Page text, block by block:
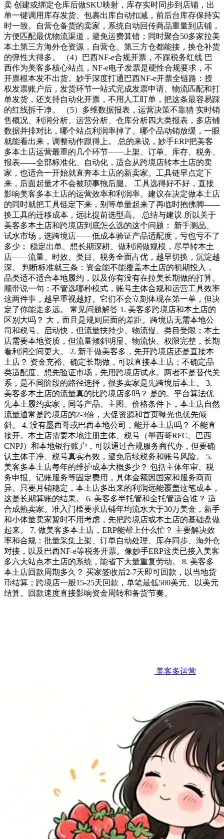
卖 创建或绑定仓库后做SKU映射，库存实时同步到店铺，出
单一键调用库存发货、包裹出库自动扣减，前后台库存保持实
时一致。自营仓备货的卖家，系统自动回传商品重量到店铺，
方便匹配最优物流渠道，避免运费算错；同时聚合50多家拉美
本土第三方海外仓资源，自营仓、第三方仓都能接，换仓补货
的弹性大得多。 （4）巴西NF-e合规开票，不踩税务红线 巴
西作为美客多核心站点，NF-e电子发票是硬性合规要求，不
开票根本发不出货。妙手深度打通巴西NF-e开票全链路：授
权发票账户后，发货环节一站式完成发票申请、物流匹配和打
单发货，还支持自动化开票，不用人工盯单，把这条最容易踩
的红线拆干净。 （5）多维数据报表，运营决策不靠猜 实时销
售概况、利润分析、运营分析、仓库分析四大类报表，多店铺
数据并排对比，哪个站点利润率掉了、哪个品动销放缓，一眼
就能看出来，调整动作跟得上。 总的来说，妙手ERP把美客
多本土店运营最重的几个环节——上架、订单、库存、税务、
报表——全部标准化、自动化，适合从跨境店转本土店的卖
家，也适合一开始就直奔本土店的新卖家。工具链早点定下
来，后面起量才不会被琐事拖后腿。 工具选得好不好，直接
影响美客多本土店的运营效率和利润率。建议在决定做本土店
的同时就把工具链定下来，别等单量起来了再临时抱佛脚——
换工具的迁移成本，远比提前选型高。 总结与建议 所以关于
美客多本土店和跨境店到底怎么选的这个问题： 新手测品、
试水市场，选跨境店——低成本验证产品适配度，亏也亏不了
多少； 稳定出单、想长期深耕、做利润做规模，尽早转本土
店——流量、时效、类目、税务全面占优，越早切换，沉淀越
深。 判断标准就三条：资金能不能覆盖本土店的初期投入，
品类适不适合本地履约，以及你有没有在拉美长期做的打算。
顺带说一句：不管选哪种模式，账号主体合规和运营工具效率
这两件事，越早重视越好。它们不会立刻体现在第一单，但决
定了你能走多远。 常见问题解答 1. 美客多跨境店和本土店的
区别大吗？ 大，而且是规则层面的差距。跨境店无需本地公
司和税号、启动快，但流量扶持少、物流慢、类目受限；本土
店需要本地资质，但流量倾斜明显、物流快、权限完整，长期
看利润空间更大。 2. 新手做美客多，先开跨境店还是直接本
土店？ 资金充裕、确定长期做，可以直接本土店；不确定品
类适配度、想先验证市场，先用跨境店试水。两者不是替代关
系，是不同阶段的路径选择，很多卖家是先跨境后本土。 3.
美客多本土店的流量真的比跨境店多吗？ 是的。平台算法优
先本土履约卖家，同等产品、主图、价格条件下，本土店自然
流量通常是跨境店的2-3倍，大促资源和首页曝光也优先倾
斜。 4. 没有墨西哥或巴西本地公司，能开本土店吗？ 不能直
接开。本土店需要本地注册主体、税号（墨西哥RFC、巴西
CNPJ）和本地银行账户，可以通过合规服务商代办，但要确
认主体干净、税号真实有效，避免后续税务和账号风险。 5.
美客多本土店每年的维护成本大概多少？ 包括主体年审、税
务申报、记账服务等固定费用，具体金额因国家和服务商而
异。只要月销稳定，本土店多出来的利润远能覆盖这笔成本，
这是长期算账的结果。 6. 美客多半托管和全托管适合谁？ 适
合成熟卖家。准入门槛要求店铺年均流水大于30万美金，新手
和小体量卖家暂时不用考虑，先把跨境店或本土店的基础盘做
起来。 7. 做美客多本土店，ERP能帮上什么忙？ 主要解决效
率和合规：批量采集上架、订单自动处理、库存同步、海外仓
对接，以及巴西NF-e等税务开票。像妙手ERP这类已接入美客
多六大站点本土店的系统，能省下大量重复劳动。 8. 美客多
本土店回款周期多久？ 买家签收后2-7天即可回款，以当地货
币结算；跨境店一般15-25天回款，单笔最低500美元、以美元
结算。回款速度直接影响资金周转和备货节奏。
美客多运营